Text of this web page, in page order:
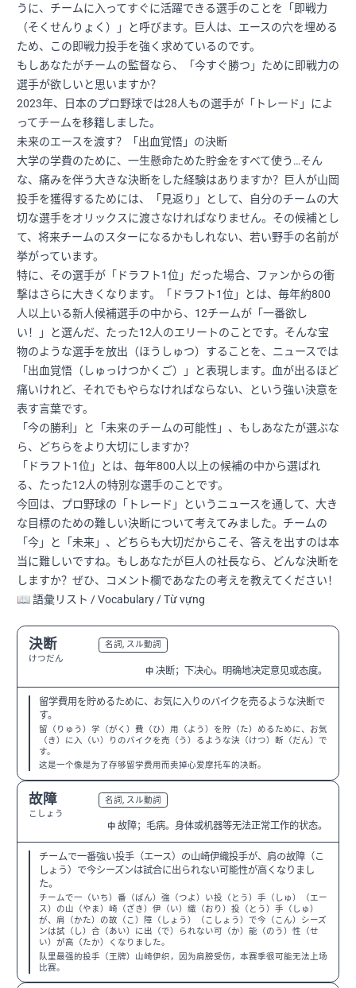
うに、チームに入ってすぐに活躍できる選手のことを「即戦力
（そくせんりょく）」と呼びます。巨人は、エースの穴を埋める
ため、この即戦力投手を強く求めているのです。
もしあなたがチームの監督なら、「今すぐ勝つ」ために即戦力の
選手が欲しいと思いますか？
2023年、日本のプロ野球では28人もの選手が「トレード」によ
ってチームを移籍しました。
未来のエースを渡す？「出血覚悟」の決断
大学の学費のために、一生懸命ためた貯金をすべて使う…そん
な、痛みを伴う大きな決断をした経験はありますか？巨人が山岡
投手を獲得するためには、「見返り」として、自分のチームの大
切な選手をオリックスに渡さなければなりません。その候補とし
て、将来チームのスターになるかもしれない、若い野手の名前が
挙がっています。
特に、その選手が「ドラフト1位」だった場合、ファンからの衝
撃はさらに大きくなります。「ドラフト1位」とは、毎年約800
人以上いる新人候補選手の中から、12チームが「一番欲し
い！」と選んだ、たった12人のエリートのことです。そんな宝
物のような選手を放出（ほうしゅつ）することを、ニュースでは
「出血覚悟（しゅっけつかくご）」と表現します。血が出るほど
痛いけれど、それでもやらなければならない、という強い決意を
表す言葉です。
「今の勝利」と「未来のチームの可能性」、もしあなたが選ぶな
ら、どちらをより大切にしますか？
「ドラフト1位」とは、毎年800人以上の候補の中から選ばれ
る、たった12人の特別な選手のことです。
今回は、プロ野球の「トレード」というニュースを通して、大き
な目標のための難しい決断について考えてみました。チームの
「今」と「未来」、どちらも大切だからこそ、答えを出すのは本
当に難しいですね。もしあなたが巨人の社長なら、どんな決断を
しますか？ぜひ、コメント欄であなたの考えを教えてください！
📖 語彙リスト / Vocabulary / Từ vựng
決断
けつだん
名詞, スル動詞
中 决断；下决心。明确地决定意见或态度。
留学費用を貯めるために、お気に入りのバイクを売るような決断で
す。
留（りゅう）学（がく）費（ひ）用（よう）を貯（た）めるために、お気
（き）に入（い）りのバイクを売（う）るような決（けつ）断（だん）で
す。
这是一个像是为了存够留学费用而卖掉心爱摩托车的决断。
故障
こしょう
名詞, スル動詞
中 故障；毛病。身体或机器等无法正常工作的状态。
チームで一番強い投手（エース）の山崎伊織投手が、肩の故障（こ
しょう）で今シーズンは試合に出られない可能性が高くなりまし
た。
チームで一（いち）番（ばん）強（つよ）い投（とう）手（しゅ）（エー
ス）の山（やま）崎（ざき）伊（い）織（おり）投（とう）手（しゅ）
が、肩（かた）の故（こ）障（しょう）（こしょう）で今（こん）シーズ
ンは試（し）合（あい）に出（で）られない可（か）能（のう）性（せ
い）が高（たか）くなりました。
队里最强的投手（王牌）山崎伊织，因为肩膀受伤，本赛季很可能无法上场
比赛。